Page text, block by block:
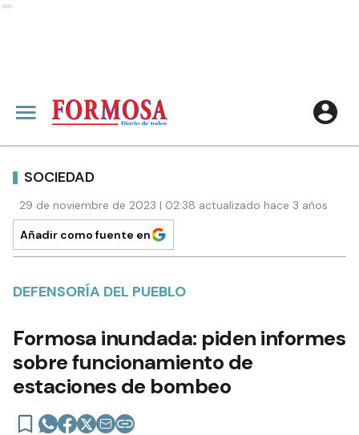
Ads
SOCIEDAD
29 de noviembre de 2023 | 02:38 actualizado hace 3 años
Añadir como fuente en
DEFENSORÍA DEL PUEBLO
Formosa inundada: piden informes
sobre funcionamiento de
estaciones de bombeo